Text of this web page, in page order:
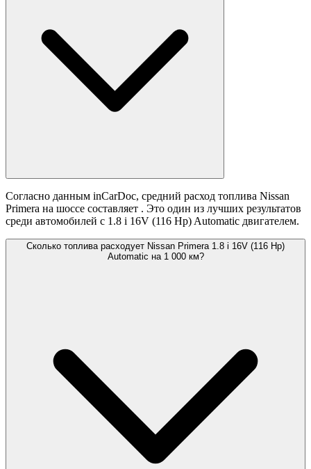
Согласно данным inCarDoc, средний расход топлива Nissan
Primera на шоссе составляет . Это один из лучших результатов
среди автомобилей с 1.8 i 16V (116 Hp) Automatic двигателем.
Сколько топлива расходует Nissan Primera 1.8 i 16V (116 Hp)
Automatic на 1 000 км?